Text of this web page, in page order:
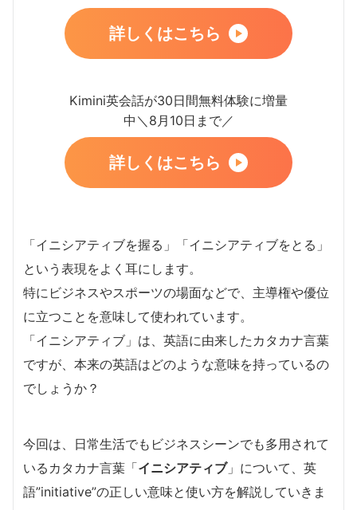
詳しくはこちら
Kimini英会話が30日間無料体験に増量
中＼8月10日まで／
詳しくはこちら
「イニシアティブを握る」「イニシアティブをとる」
という表現をよく耳にします。
特にビジネスやスポーツの場面などで、主導権や優位
に立つことを意味して使われています。
「イニシアティブ」は、英語に由来したカタカナ言葉
ですが、本来の英語はどのような意味を持っているの
でしょうか？
今回は、日常生活でもビジネスシーンでも多用されて
いるカタカナ言葉「イニシアティブ」について、英
語”initiative”の正しい意味と使い方を解説していきま